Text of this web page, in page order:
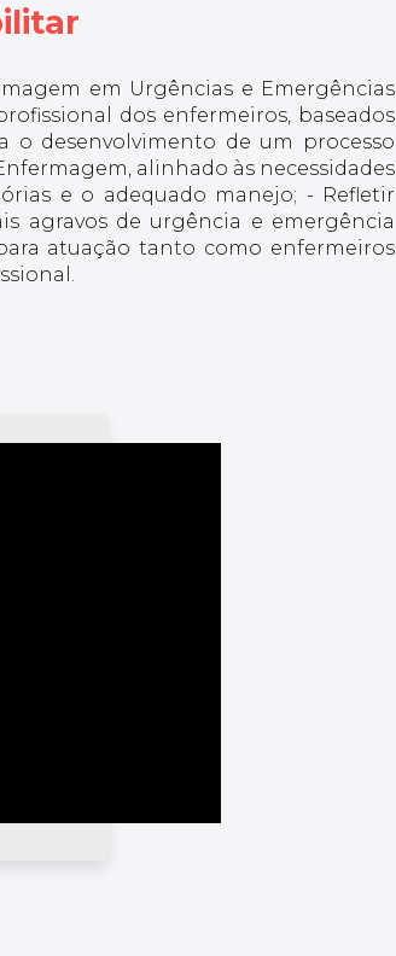
em Urgências e Emergências
dos enfermeiros, baseados
o desenvolvimento de um processo
alinhado às necessidades
e o adequado manejo; - Refletir
agravos de urgência e emergência
atuação tanto como enfermeiros